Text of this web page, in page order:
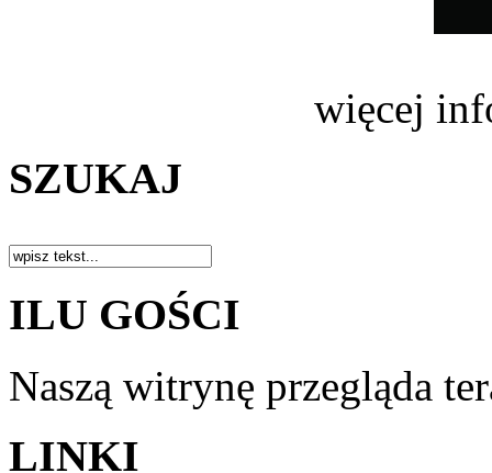
więcej
SZUKAJ
ILU GOŚCI
Naszą witrynę przegląda
LINKI